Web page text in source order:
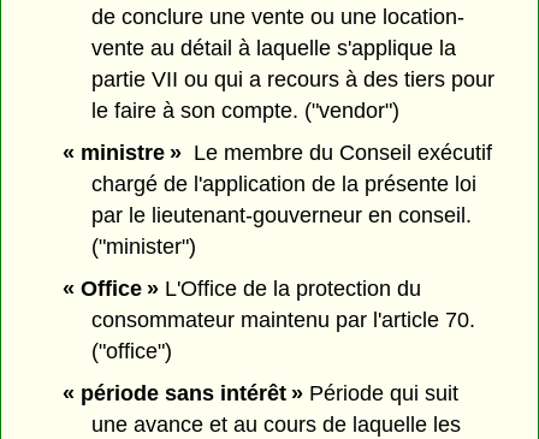
de conclure une vente ou une location-
vente au détail à laquelle s'applique la
partie VII ou qui a recours à des tiers pour
le faire à son compte. ("vendor")
« ministre »Le membre du Conseil exécutif
chargé de l'application de la présente loi
par le lieutenant-gouverneur en conseil.
("minister")
« Office »L'Office de la protection du
consommateur maintenu par l'article 70.
("office")
« période sans intérêt »Période qui suit
une avance et au cours de laquelle les